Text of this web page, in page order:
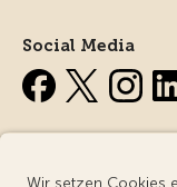
Social Media